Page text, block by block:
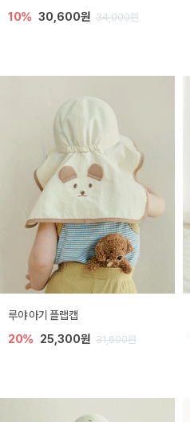
10% 30,600원 34,000원
루야 아기 플랩캡
20% 25,300원 31,600원